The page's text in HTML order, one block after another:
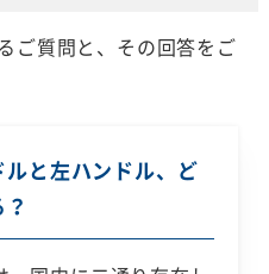
ご質問と、その回答をご
と左ハンドル、ど